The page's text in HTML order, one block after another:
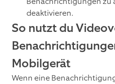
deaktivieren.
So nutzt du
Mobilgerät
Wenn eine